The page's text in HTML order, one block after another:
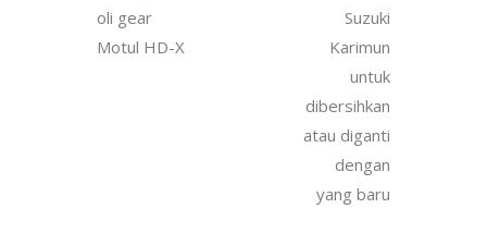
oli gear
Motul HD-X
Suzuki
Karimun
untuk
dibersihkan
atau diganti
dengan
yang baru